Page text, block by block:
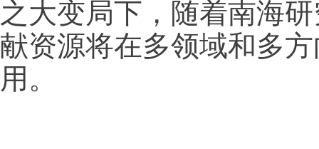
之大变局下，随着南海
献资源将在多领域和多
用。